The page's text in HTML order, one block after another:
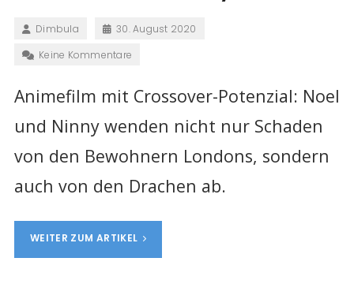
Dimbula
30. August 2020
Keine Kommentare
Animefilm mit Crossover-Potenzial: Noel
und Ninny wenden nicht nur Schaden
von den Bewohnern Londons, sondern
auch von den Drachen ab.
WEITER ZUM ARTIKEL